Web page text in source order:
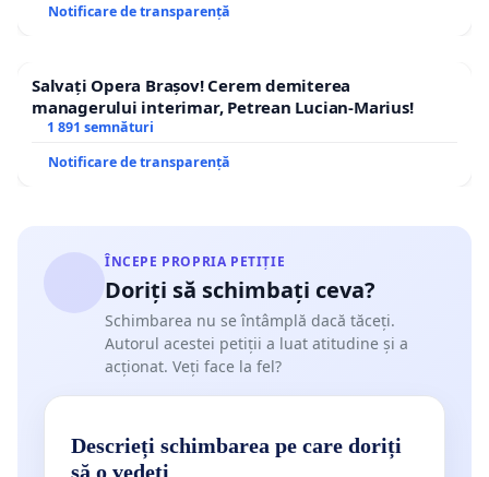
Notificare de transparență
Salvați Opera Brașov! Cerem demiterea
managerului interimar, Petrean Lucian-Marius!
1 891 semnături
Notificare de transparență
ÎNCEPE PROPRIA PETIȚIE
Doriți să schimbați ceva?
Schimbarea nu se întâmplă dacă tăceți.
Autorul acestei petiții a luat atitudine și a
acționat. Veți face la fel?
Descrieți schimbarea pe care doriți
să o vedeți